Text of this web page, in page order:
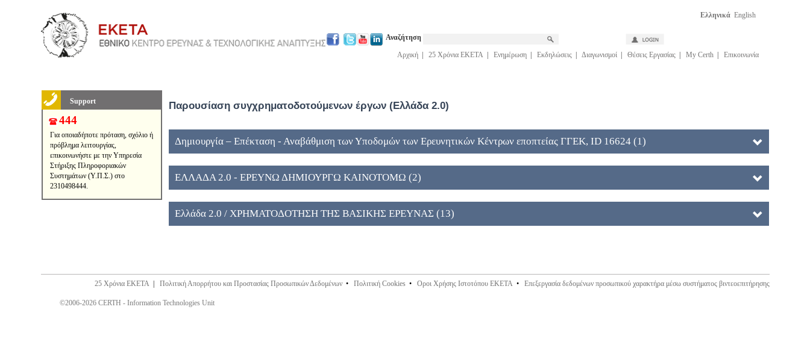
Ελληνικά English
Αναζήτηση
Αρχική| 25 Χρόνια ΕΚΕΤΑ| Ενημέρωση| Εκδηλώσεις| Διαγωνισμοί| Θέσεις Εργασίας| My Certh| Επικοινωνία
Support
444
Για οποιαδήποτε πρόταση, σχόλιο ή
πρόβλημα λειτουργίας,
επικοινωνήστε με την Υπηρεσία
Στήριξης Πληροφοριακών
Συστημάτων (Υ.Π.Σ.) στο
2310498444.
Παρουσίαση συγχρηματοδοτούμενων έργων (Ελλάδα 2.0)
Δημιουργία – Επέκταση - Αναβάθμιση των Υποδομών των Ερευνητικών Κέντρων εποπτείας ΓΓΕΚ, ID 16624 (1)
ΕΛΛΑΔΑ 2.0 - ΕΡΕΥΝΩ ΔΗΜΙΟΥΡΓΩ ΚΑΙΝΟΤΟΜΩ (2)
Ελλάδα 2.0 / ΧΡΗΜΑΤΟΔΟΤΗΣΗ ΤΗΣ ΒΑΣΙΚΗΣ ΕΡΕΥΝΑΣ (13)
25 Χρόνια ΕΚΕΤΑ| Πολιτική Απορρήτου και Προστασίας Προσωπικών Δεδομένων• Πολιτική Cookies• Οροι Χρήσης Ιστοτόπου ΕΚΕΤΑ• Επεξεργασία δεδομένων προσωπικού χαρακτήρα μέσω συστήματος βιντεοεπιτήρησης
©2006-2026 CERTH - Information Technologies Unit